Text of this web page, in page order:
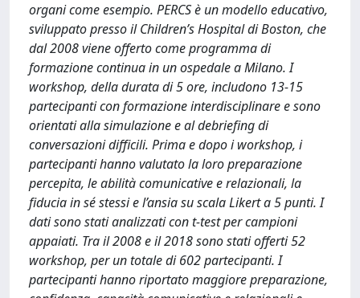
organi come esempio. PERCS è un modello educativo,
sviluppato presso il Children’s Hospital di Boston, che
dal 2008 viene offerto come programma di
formazione continua in un ospedale a Milano. I
workshop, della durata di 5 ore, includono 13-15
partecipanti con formazione interdisciplinare e sono
orientati alla simulazione e al debriefing di
conversazioni difficili. Prima e dopo i workshop, i
partecipanti hanno valutato la loro preparazione
percepita, le abilità comunicative e relazionali, la
fiducia in sé stessi e l’ansia su scala Likert a 5 punti. I
dati sono stati analizzati con t-test per campioni
appaiati. Tra il 2008 e il 2018 sono stati offerti 52
workshop, per un totale di 602 partecipanti. I
partecipanti hanno riportato maggiore preparazione,